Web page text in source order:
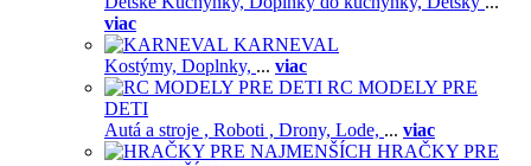
viac
KARNEVAL
Kostýmy, Doplnky, ... viac
RC MODELY PRE
DETI
Autá a stroje , Roboti , Drony, Lode, ... viac
HRAČKY PRE